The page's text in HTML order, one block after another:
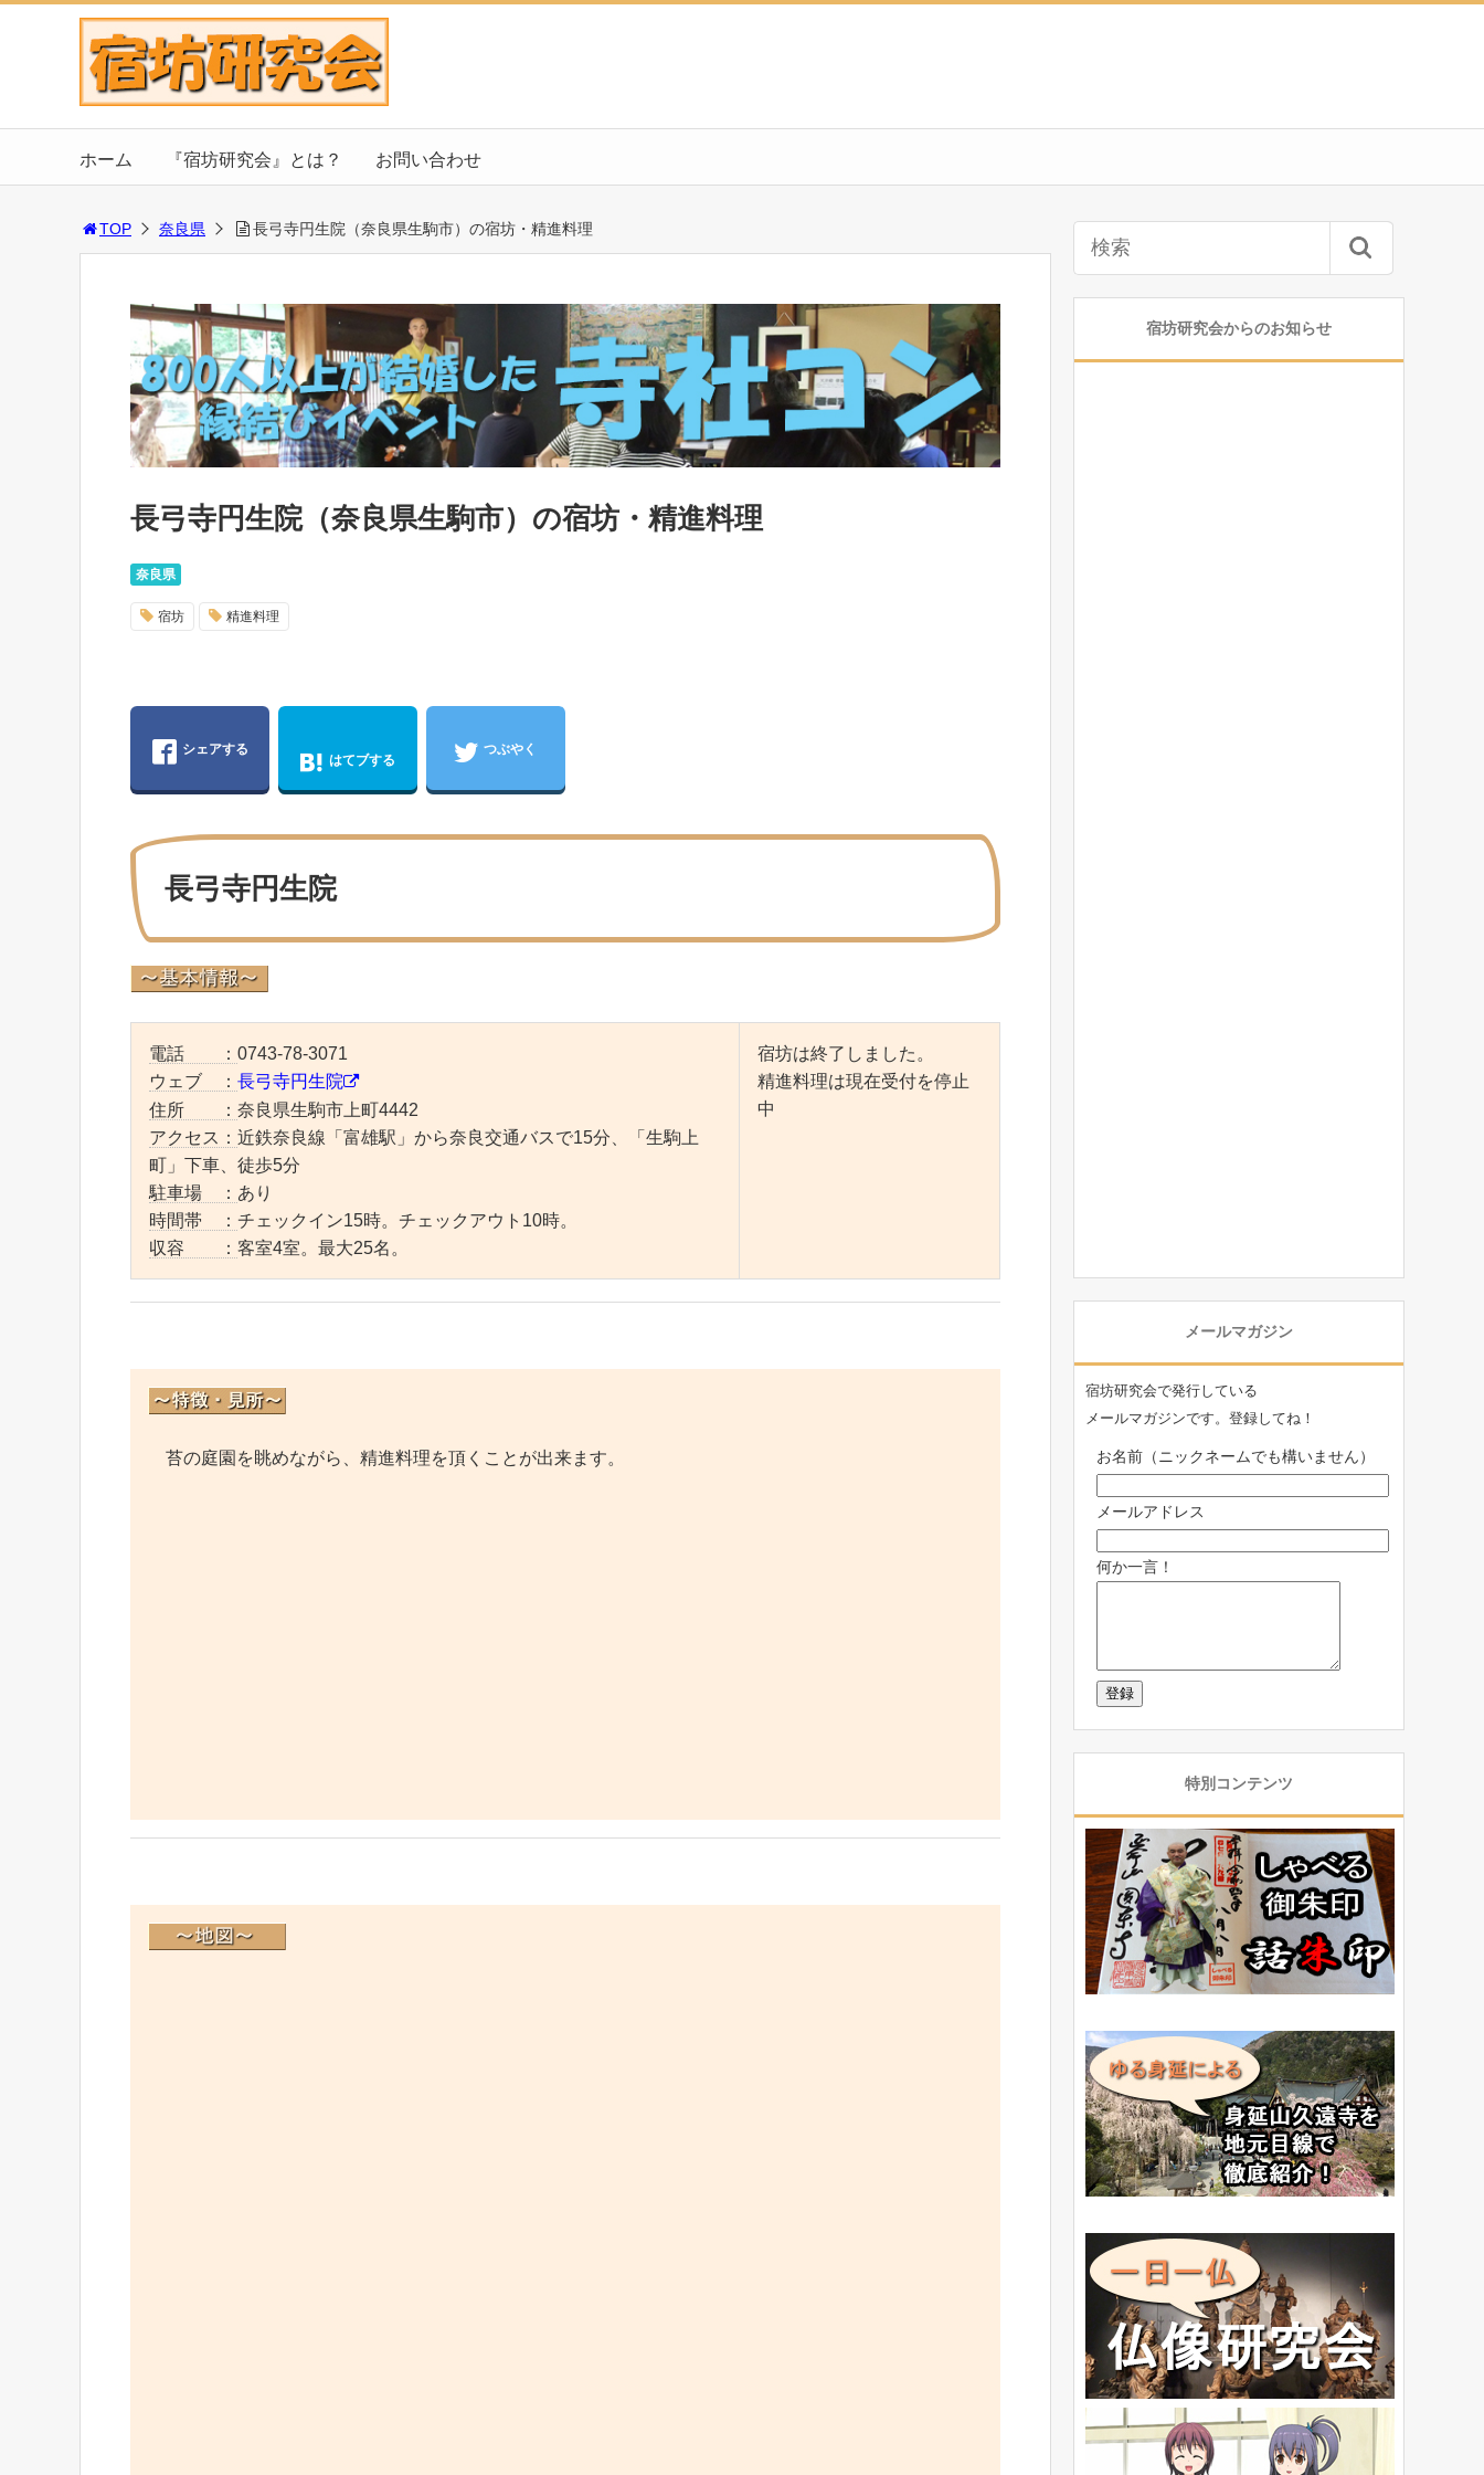
ホーム 『宿坊研究会』とは？ お問い合わせ
TOP 奈良県 長弓寺円生院（奈良県生駒市）の宿坊・精進料理
長弓寺円生院（奈良県生駒市）の宿坊・精進料理
奈良県
宿坊 精進料理
シェアする
はてブする
つぶやく
長弓寺円生院
電話 ： 0743-78-3071
ウェブ ： 長弓寺円生院
住所 ： 奈良県生駒市上町4442
アクセス： 近鉄奈良線「富雄駅」から奈良交通バスで15分、「生駒上
町」下車、徒歩5分
駐車場 ： あり
時間帯 ： チェックイン15時。チェックアウト10時。
収容 ： 客室4室。最大25名。
宿坊は終了しました。
精進料理は現在受付を停止
中
苔の庭園を眺めながら、精進料理を頂くことが出来ます。
宿坊研究会からのお知らせ
メールマガジン
宿坊研究会で発行している
メールマガジンです。登録してね！
お名前（ニックネームでも構いません）
メールアドレス
何か一言！
特別コンテンツ